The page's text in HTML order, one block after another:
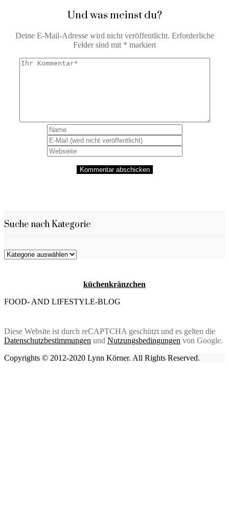
Und was meinst du?
Deine E-Mail-Adresse wird nicht veröffentlicht. Erforderliche
Felder sind mit * markiert
Suche nach Kategorie
Suche
küchenkränzchen
FOOD- AND LIFESTYLE-BLOG
Diese Website ist durch reCAPTCHA geschützt und es gelten die
Datenschutzbestimmungen und Nutzungsbedingungen von Google.
Copyrights © 2012-2020 Lynn Körner. All Rights Reserved.